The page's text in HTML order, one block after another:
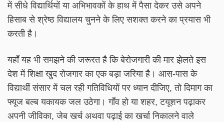
में सीधे विद्यार्थियों या अभिभावकों के हाथ में पैसा देकर उसे अपने
हिसाब से श्रेष्ठ विद्यालय चुनने के लिए सशक्त करने का प्रयास भी
करती है।
यहाँ यह भी समझने की जरूरत है कि बेरोजगारी की मार झेलते इस
देश में शिक्षा खुद रोजगार का एक बड़ा जरिया है। आस-पास के
विद्यार्थी संसार में चल रही गतिविधियों पर ध्यान दीजिए, तो दिमाग का
फ्यूज बल्ब यकायक जल उठेगा। गाँव हो या शहर, टयूशन पढ़ाकर
अपनी जीविका, जेब खर्च अथवा पढ़ाई का खर्चा निकालने वाले